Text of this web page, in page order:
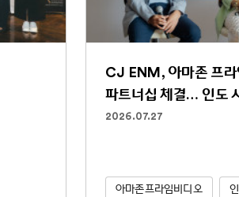
CJ ENM, 아마존 프라
파트너십 체결… 인도
편 선보인다
2026.07.27
아마존프라임비디오